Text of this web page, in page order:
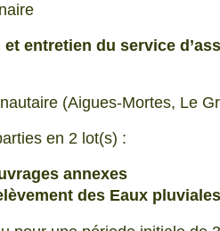
entretien du service
(Aigues-Mortes, Le
en 2 lot(s) :
annexes
des Eaux pluviales